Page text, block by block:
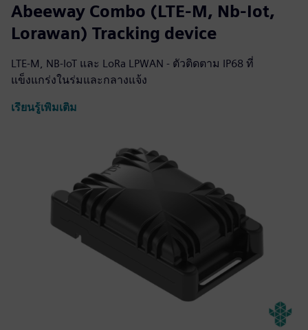
Abeeway Combo (LTE-M, Nb-Iot,
Lorawan) Tracking device
LTE-M, NB-IoT และ LoRa LPWAN - ตัวติดตาม IP68 ที่
แข็งแกร่งในร่มและกลางแจ้ง
เรียนรู้เพิ่มเติม